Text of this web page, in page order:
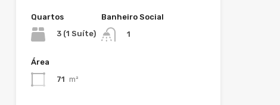
Quartos
3 (1 Suíte)
Banheiro Social
1
Área
71 m²